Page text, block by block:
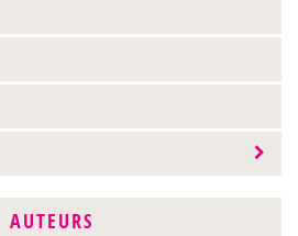
AUTEURS